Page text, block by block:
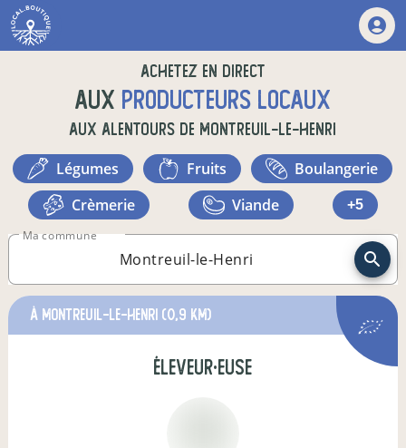
Achetez en direct
auxproducteurs locaux
aux alentours de Montreuil-le-Henri
légumes fruits
boulangerie
crèmerie
viande +5
Ma commune
à montreuil-le-henri (0,9 km)
éleveur·euse